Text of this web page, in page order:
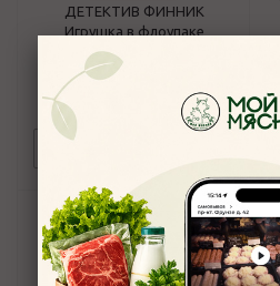
ДЕТЕКТИВ ФИННИК
Игрушка в флоупаке
/шт